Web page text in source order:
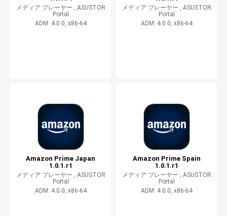
メディア プレーヤー , ASUSTOR
Portal
ADM: 4.0.0, x86-64
メディア プレーヤー , ASUSTOR
Portal
ADM: 4.0.0, x86-64
Amazon Prime Japan
1.0.1.r1
メディア プレーヤー , ASUSTOR
Portal
ADM: 4.0.0, x86-64
Amazon Prime Spain
1.0.1.r1
メディア プレーヤー , ASUSTOR
Portal
ADM: 4.0.0, x86-64